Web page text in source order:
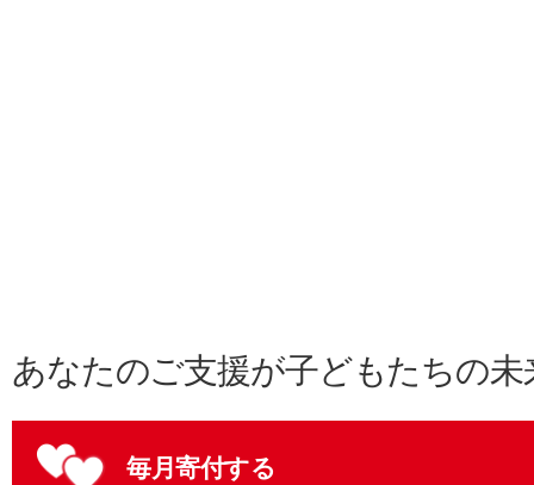
あなたのご支援が子どもたちの
毎月寄付する